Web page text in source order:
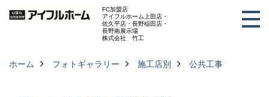
FC加盟店
アイフルホーム上田店・
佐久平店・長野稲田店・
長野南展示場
株式会社 竹工
ホーム フォトギャラリー 施工店別 公共工事